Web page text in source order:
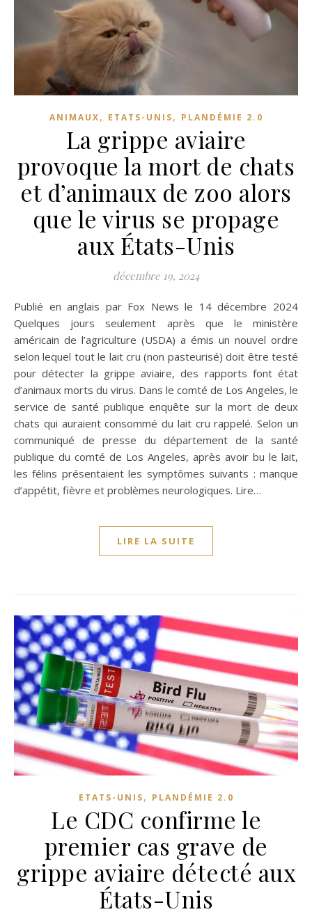
ANIMAUX, ETATS-UNIS, PLANDÉMIE 2.0
La grippe aviaire
provoque la mort de chats
et d’animaux de zoo alors
que le virus se propage
aux États-Unis
décembre 19, 2024
Publié en anglais par Fox News le 14 décembre 2024
Quelques jours seulement après que le ministère
américain de l’agriculture (USDA) a émis un nouvel ordre
selon lequel tout le lait cru (non pasteurisé) doit être testé
pour détecter la grippe aviaire, des rapports font état
d’animaux morts du virus. Dans le comté de Los Angeles, le
service de santé publique enquête sur la mort de deux
chats qui auraient consommé du lait cru rappelé. Selon un
communiqué de presse du département de la santé
publique du comté de Los Angeles, après avoir bu le lait,
les félins présentaient les symptômes suivants : manque
d’appétit, fièvre et problèmes neurologiques. Lire…
LIRE LA SUITE
ETATS-UNIS, PLANDÉMIE 2.0
Le CDC confirme le
premier cas grave de
grippe aviaire détecté aux
États-Unis